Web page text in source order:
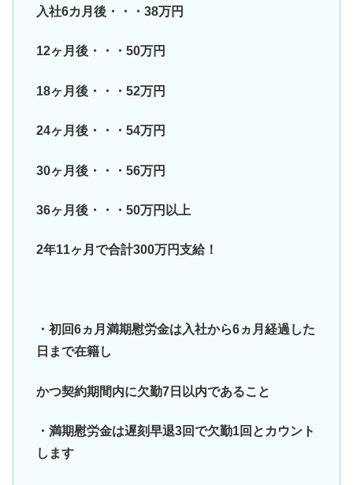
入社6カ月後・・・38万円
12ヶ月後・・・50万円
18ヶ月後・・・52万円
24ヶ月後・・・54万円
30ヶ月後・・・56万円
36ヶ月後・・・50万円以上
2年11ヶ月で合計300万円支給！
・初回6ヵ月満期慰労金は入社から6ヵ月経過した
日まで在籍し
かつ契約期間内に欠勤7日以内であること
・満期慰労金は遅刻早退3回で欠勤1回とカウント
します